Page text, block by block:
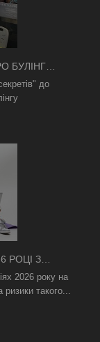
БУЛІНГ
до
РОЦІ З
2026 року на
такого...